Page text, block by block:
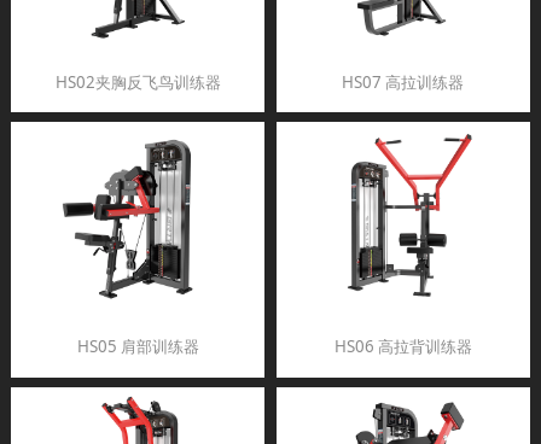
HS02夹胸反飞鸟训练器 HS07 高拉训练器
HS05 肩部训练器 HS06 高拉背训练器